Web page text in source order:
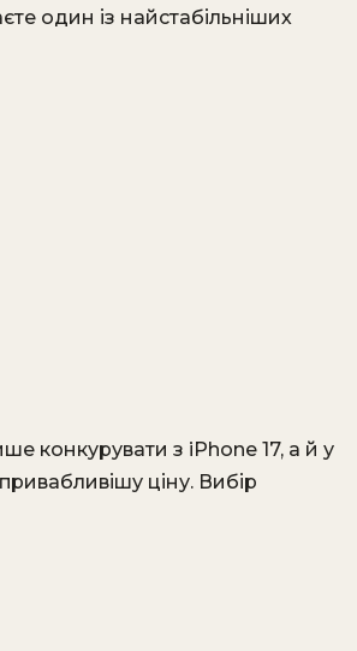
один із найстабільніших
конкурувати з iPhone 17, а й у
ціну. Вибір